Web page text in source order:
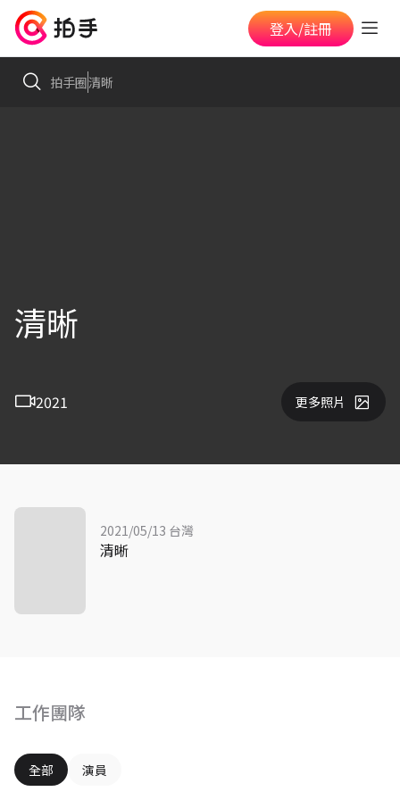
登入/註冊
拍手圈清晰
清晰
2021 更多照片
工作團隊
全部 演員
2021/05/13 台灣
清晰